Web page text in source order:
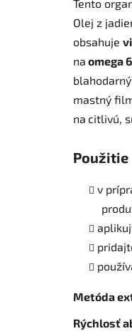
Tento
Olej z
obsahuje
na omega
mastný
na citlivú,
Použitie
v
Metóda
Rýchlosť